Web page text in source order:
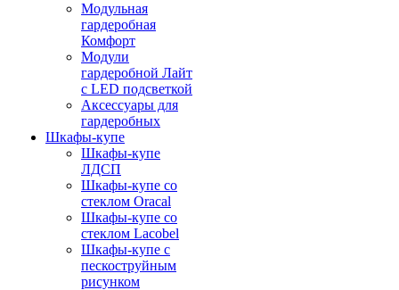
Модульная
гардеробная
Комфорт
Модули
гардеробной Лайт
с LED подсветкой
Аксессуары для
гардеробных
Шкафы-купе
Шкафы-купе
ЛДСП
Шкафы-купе со
стеклом Oracal
Шкафы-купе со
стеклом Lacobel
Шкафы-купе с
пескоструйным
рисунком